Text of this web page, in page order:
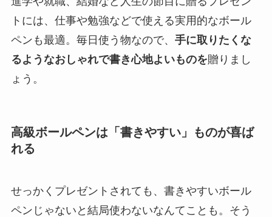
トには、仕事や勉強などで使える実用的なボール
ペンも最適。毎日使う物なので、 手に取りたくな
るようなおしゃれで書き心地よいものを贈りまし
ょう。
高級ボールペンは「書きやすい」ものが喜ば
れる
せっかくプレゼントされても、書きやすいボール
ペンじゃないと結局使わないなんてことも。そう